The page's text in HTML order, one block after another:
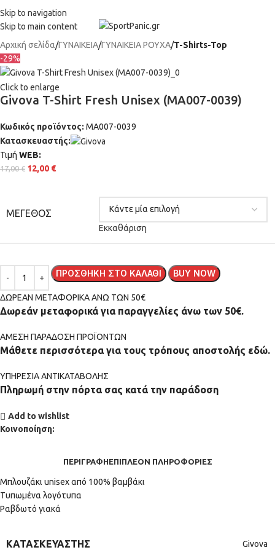
Skip to navigation
Skip to main content
Αρχική σελίδα ΓΥΝΑΙΚΕΙΑ ΓΥΝΑΙΚΕΙΑ ΡΟΥΧΑ T-Shirts-Top
-29%
Click to enlarge
Givova T-Shirt Fresh Unisex (MA007-0039)
Κωδικός προϊόντος: MA007-0039
Κατασκευαστής:
Τιμή WΕΒ:
17,00€ 12,00 €
ΜΈΓΕΘΟΣ
Εκκαθάριση
ΠΡΟΣΘΉΚΗ ΣΤΟ ΚΑΛΆΘΙ BUY NOW
ΔΩΡΕΑΝ ΜΕΤΑΦΟΡΙΚΑ ΑΝΩ ΤΩΝ 50€
Δωρεάν μεταφορικά για παραγγελίες άνω των 50€.
ΑMEΣΗ ΠΑΡΑΔΟΣΗ ΠΡΟΪΟΝΤΩΝ
Μάθετε περισσότερα για τους τρόπους αποστολής εδώ.
ΥΠΗΡΕΣΙΑ ΑΝΤΙΚΑΤΑΒΟΛΗΣ
Πληρωμή στην πόρτα σας κατά την παράδοση
Add to wishlist
Κοινοποίηση:
ΠΕΡΙΓΡΑΦΉΕΠΙΠΛΈΟΝ ΠΛΗΡΟΦΟΡΊΕΣ
Μπλουζάκι unisex από 100% βαμβάκι
Τυπωμένα λογότυπα
Ραβδωτό γιακά
ΚΑΤΑΣΚΕΥΑΣΤΉΣ Givova